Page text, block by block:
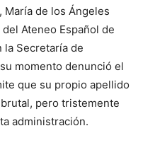
María de los Ángeles
Ateneo Español de
la Secretaría de
momento denunció el
que su propio apellido
pero tristemente
administración.